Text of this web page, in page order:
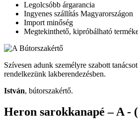
Legolcsóbb árgarancia
Ingyenes szállítás Magyarországon
Import minőség
Megtekinthető, kipróbálható
Szívesen adunk személyre szabott
rendelkezünk lakberendezésben.
István, bútorszakértő.
Heron sarokkanapé – A -